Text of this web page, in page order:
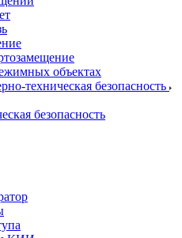
объектах
техническая безопасность
безопасность